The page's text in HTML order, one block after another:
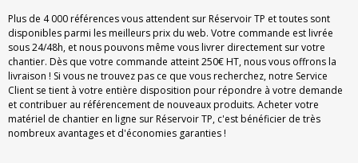
Plus de 4 000 références vous attendent sur Réservoir TP et toutes sont
disponibles parmi les meilleurs prix du web. Votre commande est livrée
sous 24/48h, et nous pouvons même vous livrer directement sur votre
chantier. Dès que votre commande atteint 250€ HT, nous vous offrons la
livraison ! Si vous ne trouvez pas ce que vous recherchez, notre Service
Client se tient à votre entière disposition pour répondre à votre demande
et contribuer au référencement de nouveaux produits. Acheter votre
matériel de chantier en ligne sur Réservoir TP, c'est bénéficier de très
nombreux avantages et d'économies garanties !